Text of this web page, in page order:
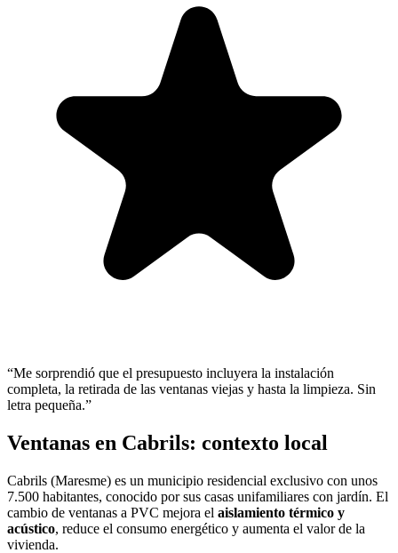
“Me sorprendió que el presupuesto incluyera la instalación
completa, la retirada de las ventanas viejas y hasta la limpieza. Sin
letra pequeña.”
Ventanas en Cabrils: contexto local
Cabrils (Maresme) es un municipio residencial exclusivo con unos
7.500 habitantes, conocido por sus casas unifamiliares con jardín. El
cambio de ventanas a PVC mejora el aislamiento térmico y
acústico, reduce el consumo energético y aumenta el valor de la
vivienda.